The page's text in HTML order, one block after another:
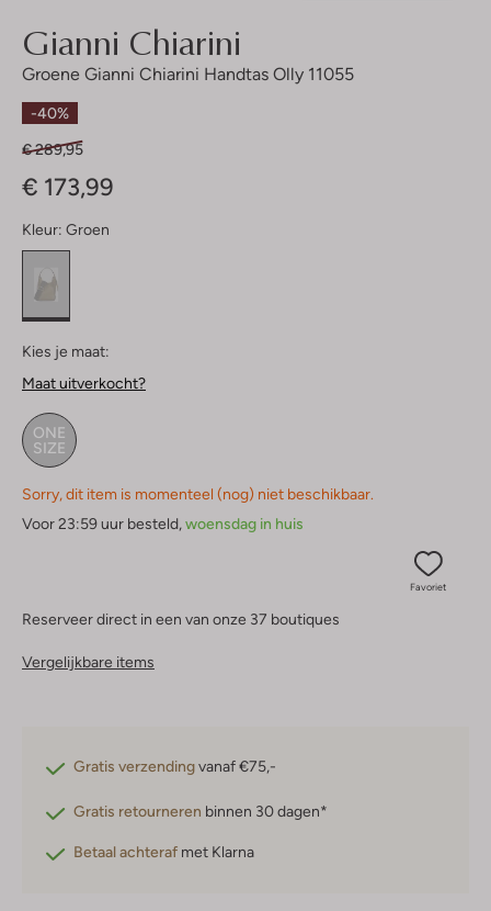
Gianni Chiarini
Groene Gianni Chiarini Handtas Olly 11055
-40%
€ 289,95
€ 173,99
Kleur: Groen
Kies je maat:
Maat uitverkocht?
ONE
SIZE
Sorry, dit item is momenteel (nog) niet beschikbaar.
Voor 23:59 uur besteld,woensdag in huis
Favoriet
Reserveer direct in een van onze 37 boutiques
Vergelijkbare items
Gratis verzendingvanaf €75,-
Gratis retourneren binnen 30 dagen*
Betaal achteraf met Klarna